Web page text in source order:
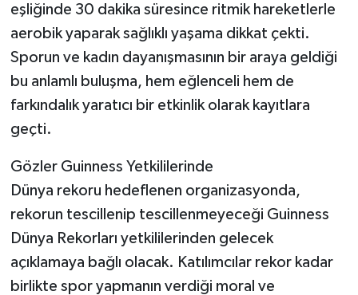
eşliğinde 30 dakika süresince ritmik hareketlerle
aerobik yaparak sağlıklı yaşama dikkat çekti.
Sporun ve kadın dayanışmasının bir araya geldiği
bu anlamlı buluşma, hem eğlenceli hem de
farkındalık yaratıcı bir etkinlik olarak kayıtlara
geçti.
Gözler Guinness Yetkililerinde
Dünya rekoru hedeflenen organizasyonda,
rekorun tescillenip tescillenmeyeceği Guinness
Dünya Rekorları yetkililerinden gelecek
açıklamaya bağlı olacak. Katılımcılar rekor kadar
birlikte spor yapmanın verdiği moral ve